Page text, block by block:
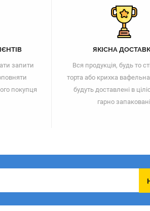
запити
покупця
ЯКІСНА
Вся продукція, будь то
торта або крихка
будуть доставлені в
гарно запаковані